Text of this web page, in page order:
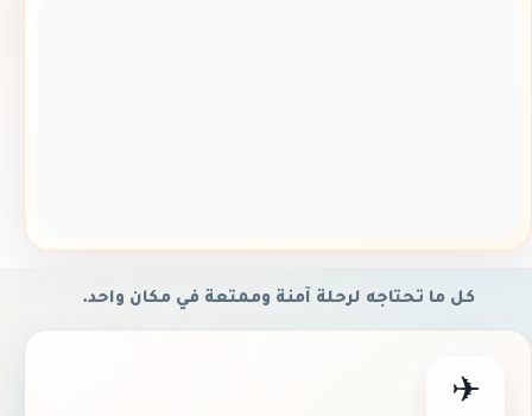
كل ما تحتاجه لرحلة آمنة وممتعة في مكان واحد.
✈